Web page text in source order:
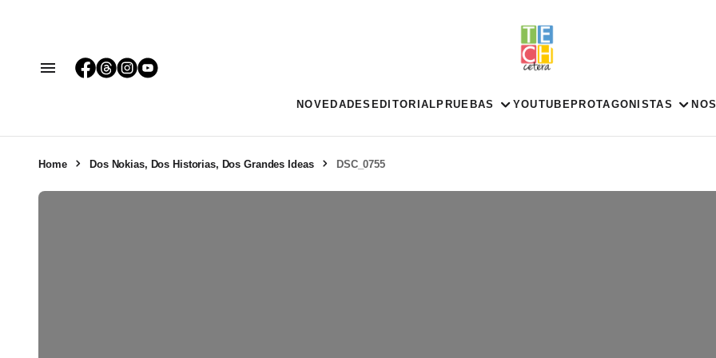
NOVEDADES EDITORIAL PRUEBAS YOUTUBE PROTAGONISTAS
Home Dos Nokias, Dos Historias, Dos Grandes Ideas DSC_0755